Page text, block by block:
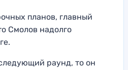
планов, главный
Смолов надолго
раунд, то он